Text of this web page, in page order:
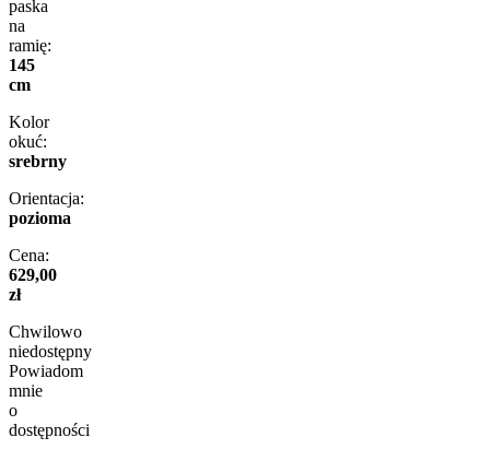
paska
na
ramię:
145
cm
Kolor
okuć:
srebrny
Orientacja:
pozioma
Cena:
629,00
zł
Chwilowo
niedostępny
Powiadom
mnie
o
dostępności